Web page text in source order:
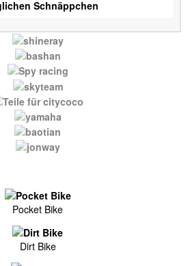
Schnäppchen
Pocket Bike
Dirt Bike